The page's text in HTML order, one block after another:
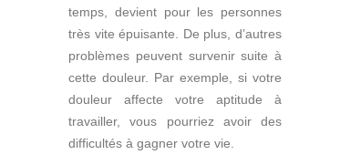
temps, devient pour les personnes
très vite épuisante. De plus, d’autres
problèmes peuvent survenir suite à
cette douleur. Par exemple, si votre
douleur affecte votre aptitude à
travailler, vous pourriez avoir des
difficultés à gagner votre vie.